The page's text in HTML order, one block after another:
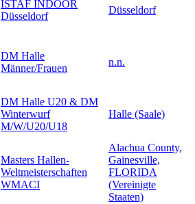
ISTAF INDOOR
Düsseldorf
Düsseldorf
DM Halle
Männer/Frauen
n.n.
DM Halle U20 & DM
Winterwurf
M/W/U20/U18
Halle (Saale)
Masters Hallen-
Weltmeisterschaften
WMACI
Alachua County,
Gainesville,
FLORIDA
(Vereinigte
Staaten)